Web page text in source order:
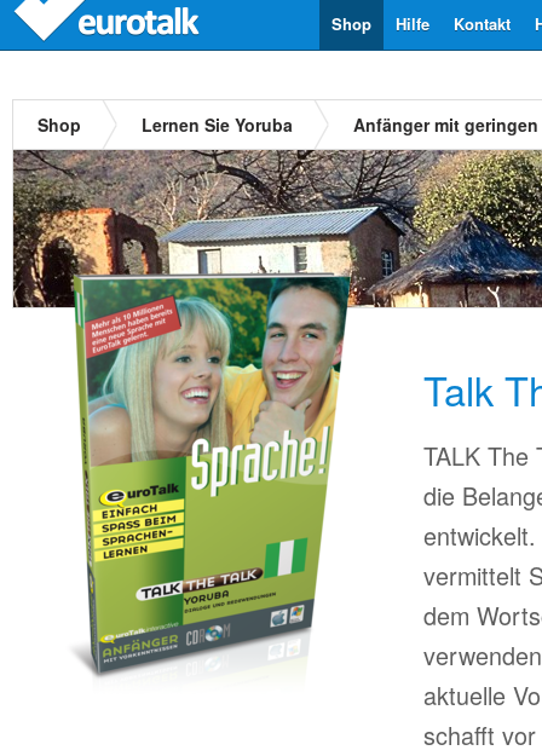
Kontakt
Hilfe
Shop
Shop Lernen Sie Yoruba Anfänger mit
Talk
TALK The
die
vermittelt
dem
aktuelle
schafft